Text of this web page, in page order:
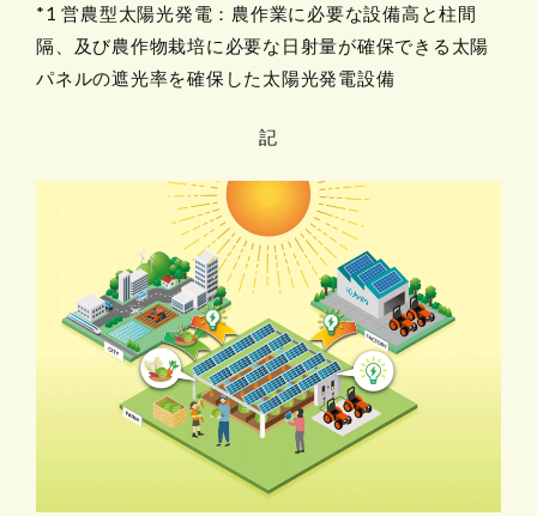
*1 営農型太陽光発電：農作業に必要な設備高と柱間
隔、及び農作物栽培に必要な日射量が確保できる太陽
パネルの遮光率を確保した太陽光発電設備
記